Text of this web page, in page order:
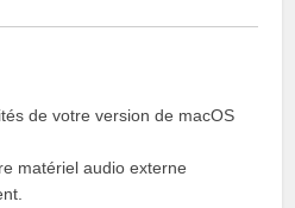
de votre version de macOS
matériel audio externe